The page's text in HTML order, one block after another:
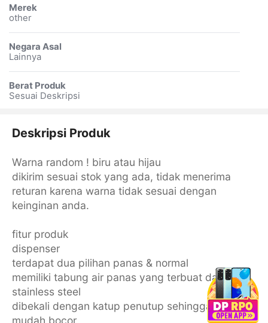
Merek
other
Negara Asal
Lainnya
Berat Produk
Sesuai Deskripsi
Deskripsi Produk
Warna random ! biru atau hijau
dikirim sesuai stok yang ada, tidak menerima
returan karena warna tidak sesuai dengan
keinginan anda.
fitur produk
dispenser
terdapat dua pilihan panas & normal
memiliki tabung air panas yang terbuat dari
stainless steel
dibekali dengan katup penutup sehingga air tidak
mudah bocor